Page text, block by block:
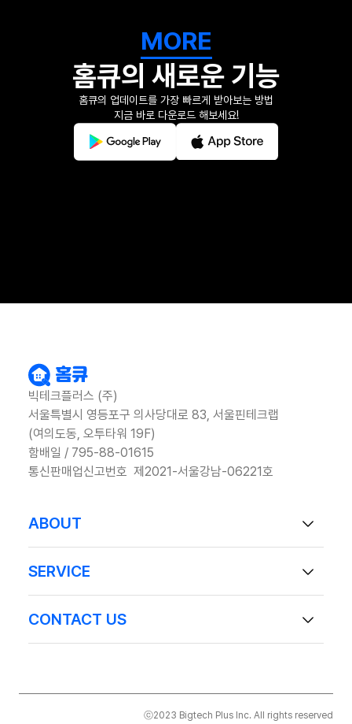
MORE
홈큐의 새로운 기능
홈큐의 업데이트를 가장 빠르게 받아보는 방법
지금 바로 다운로드 해보세요!
빅테크플러스 (주)
서울특별시 영등포구 의사당대로 83, 서울핀테크랩
(여의도동, 오투타워 19F)
함배일 / 795-88-01615
ABOUT
회사소개
Developers
회사 블로그
SERVICE
공동인증센터
CONTACT US
ⓒ2023 Bigtech Plus Inc. All rights reserved